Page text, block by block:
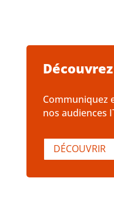
Communiquez
nos audiences
DÉCOUVRIR